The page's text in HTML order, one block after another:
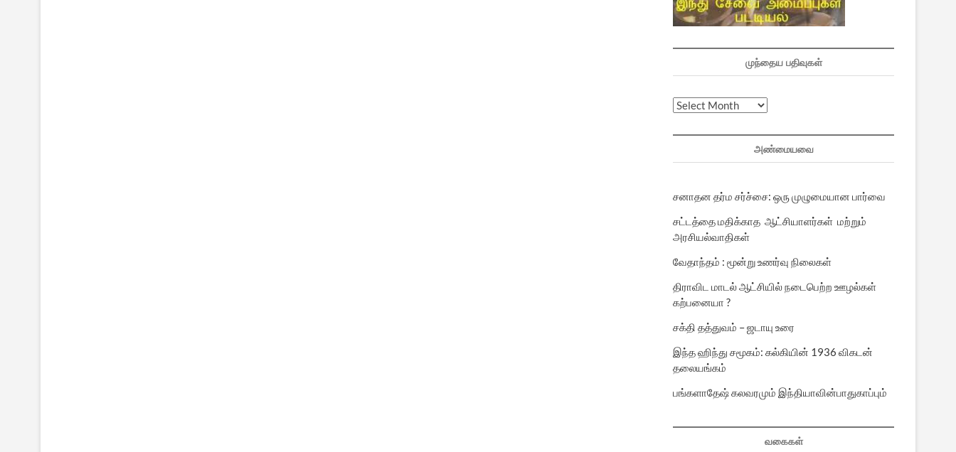
முந்தைய பதிவுகள்
முந்தைய
அண்மையவை
சனாதன தர்ம சர்ச்சை: ஒரு முழுமையான பார்வை
சட்டத்தை மதிக்காத ஆட்சியாளர்கள் மற்றும்
அரசியல்வாதிகள்
வேதாந்தம் : மூன்று உணர்வு நிலைகள்
திராவிட மாடல் ஆட்சியில் நடைபெற்ற ஊழல்கள்
கற்பனையா ?
சக்தி தத்துவம் – ஜடாயு உரை
இந்த ஹிந்து சமூகம்: கல்கியின் 1936 விகடன்
தலையங்கம்
பங்களாதேஷ் கலவரமும் இந்தியாவின்பாதுகாப்பும்
வகைகள்